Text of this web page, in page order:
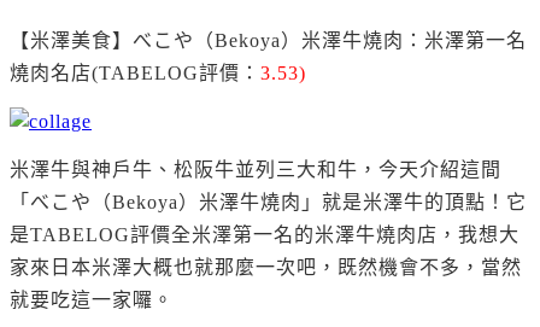
【米澤美食】 べこや（Bekoya）米澤牛燒肉：米澤第一名
燒肉名店(TABELOG評價： 3.53)
米澤牛與神戶牛、松阪牛並列三大和牛，今天介紹這間
「べこや（Bekoya）米澤牛燒肉」就是米澤牛的頂點！ 它
是TABELOG評價全米澤第一名的米澤牛燒肉店，我想大
家來日本米澤大概也就那麼一次吧，既然機會不多，當然
就要吃這一家囉。